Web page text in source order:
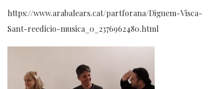
https://www.arabalears.cat/partforana/Diguem-Visca-
Sant-reedicio-musica_0_2376962480.html